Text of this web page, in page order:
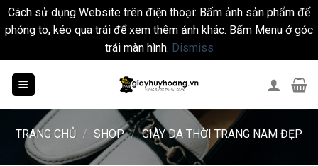
Cách sử dụng Website trên điện thoại: Bấm ảnh sản phẩm để
phóng to, kéo qua trái để xem thêm ảnh khác. Bấm Menu ở góc
trái màn hình. Dismiss
TRANG CHỦ / SHOP / GIÀY DA THỜI TRANG NAM ĐẸP